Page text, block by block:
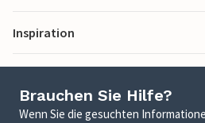
Inspiration
Brauchen Sie Hilfe?
Wenn Sie die gesuchten